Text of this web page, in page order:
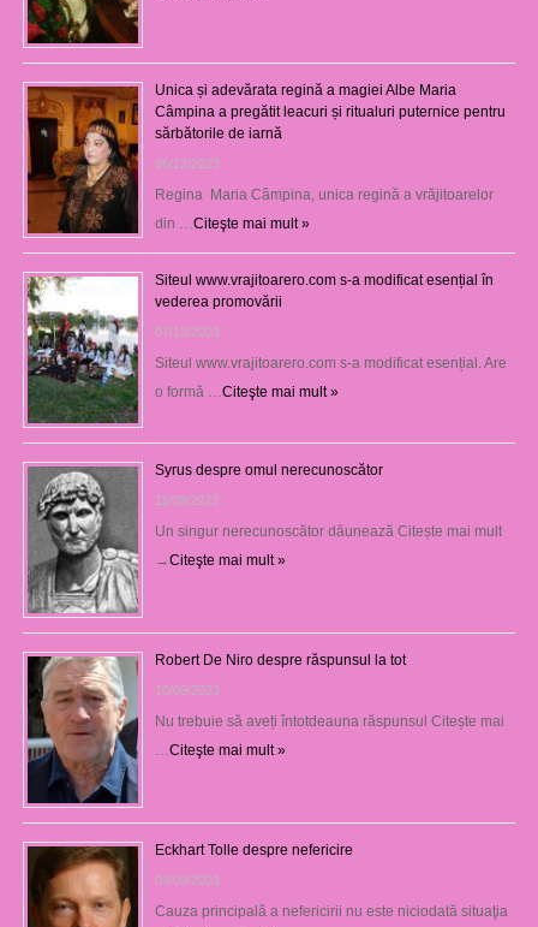
Unica și adevărata regină a magiei Albe Maria
Câmpina a pregătit leacuri și ritualuri puternice pentru
sărbătorile de iarnă
26/12/2023
Regina Maria Câmpina, unica regină a vrăjitoarelor
din … Citeşte mai mult »
Siteul www.vrajitoarero.com s-a modificat esențial în
vederea promovării
07/12/2023
Siteul www.vrajitoarero.com s-a modificat esențial. Are
o formă … Citeşte mai mult »
Syrus despre omul nerecunoscător
11/09/2023
Un singur nerecunoscător dăunează Citește mai mult
→Citeşte mai mult »
Robert De Niro despre răspunsul la tot
10/09/2023
Nu trebuie să aveți întotdeauna răspunsul Citește mai
Citeşte mai mult »
Eckhart Tolle despre nefericire
09/09/2023
Cauza principală a nefericirii nu este niciodată situaţia